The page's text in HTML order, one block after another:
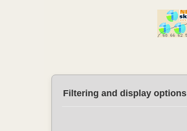
Filtering and display options